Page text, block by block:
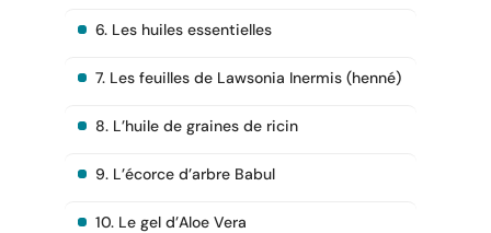
6. Les huiles essentielles
7. Les feuilles de Lawsonia Inermis (henné)
8. L’huile de graines de ricin
9. L’écorce d’arbre Babul
10. Le gel d’Aloe Vera